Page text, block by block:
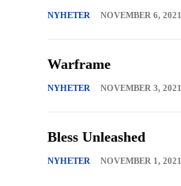
NYHETER NOVEMBER 6, 2021
Warframe
NYHETER NOVEMBER 3, 2021
Bless Unleashed
NYHETER NOVEMBER 1, 2021